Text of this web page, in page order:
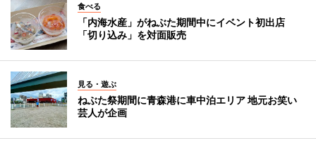
食べる
「内海水産」がねぶた期間中にイベント初出店
「切り込み」を対面販売
見る・遊ぶ
ねぶた祭期間に青森港に車中泊エリア 地元お笑い
芸人が企画